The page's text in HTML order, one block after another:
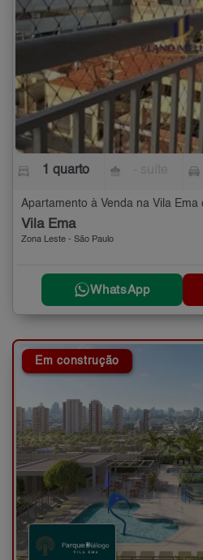
1 quarto
Apartamento à Venda na Vila Ema
Vila Ema
Zona Leste - São Paulo
WhatsApp
Em construção